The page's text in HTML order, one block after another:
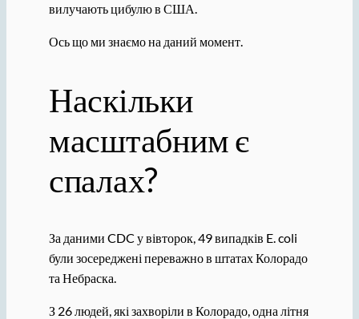
вилучають цибулю в США.
Ось що ми знаємо на даний момент.
Наскільки
масштабним є
спалах?
За даними CDC у вівторок, 49 випадків E. coli
були зосереджені переважно в штатах Колорадо
та Небраска.
З 26 людей, які захворіли в Колорадо, одна літня